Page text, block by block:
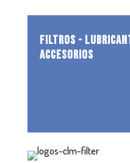
FILTROS -
ACCESORIOS